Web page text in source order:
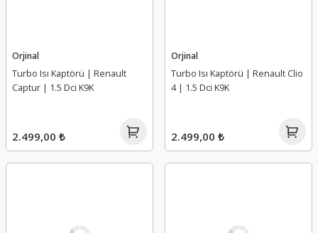
Orjinal
Turbo Isı Kaptörü | Renault
Captur | 1.5 Dci K9K
2.499,00 ₺
Orjinal
Turbo Isı Kaptörü | Renault Clio
4 | 1.5 Dci K9K
2.499,00 ₺